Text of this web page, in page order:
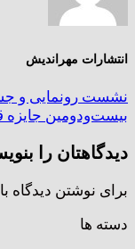
انتشارات مهراندیش
نشست رونمایی و
بیست‌ودومین جایزه
دیدگاهتان را
برای نوشتن دیدگاه
دسته ها